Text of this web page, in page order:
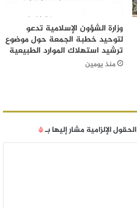
وزارة الشؤون الإسلامية تدعو
لتوحيد خطبة الجمعة حول موضوع
ترشيد استهلاك الموارد الطبيعية
منذ يومين
الحقول الإلزامية مشار إليها بـ*